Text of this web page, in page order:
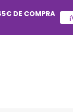
DE COMPRA